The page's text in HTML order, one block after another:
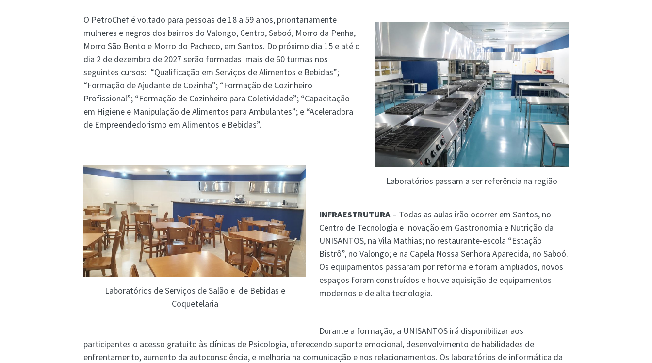
Laboratórios passam a ser referência na região
O PetroChef é voltado para pessoas de 18 a 59 anos, prioritariamente
mulheres e negros dos bairros do Valongo, Centro, Saboó, Morro da Penha,
Morro São Bento e Morro do Pacheco, em Santos. Do próximo dia 15 e até o
dia 2 de dezembro de 2027 serão formadas mais de 60 turmas nos
seguintes cursos: “Qualificação em Serviços de Alimentos e Bebidas”;
“Formação de Ajudante de Cozinha”; “Formação de Cozinheiro
Profissional”; “Formação de Cozinheiro para Coletividade”; “Capacitação
em Higiene e Manipulação de Alimentos para Ambulantes”; e “Aceleradora
de Empreendedorismo em Alimentos e Bebidas”.
Laboratórios de Serviços de Salão e de Bebidas e
Coquetelaria
INFRAESTRUTURA – Todas as aulas irão ocorrer em Santos, no
Centro de Tecnologia e Inovação em Gastronomia e Nutrição da
UNISANTOS, na Vila Mathias; no restaurante-escola “Estação
Bistrô”, no Valongo; e na Capela Nossa Senhora Aparecida, no Saboó.
Os equipamentos passaram por reforma e foram ampliados, novos
espaços foram construídos e houve aquisição de equipamentos
modernos e de alta tecnologia.
Durante a formação, a UNISANTOS irá disponibilizar aos
participantes o acesso gratuito às clínicas de Psicologia, oferecendo suporte emocional, desenvolvimento de habilidades de
enfrentamento, aumento da autoconsciência, e melhoria na comunicação e nos relacionamentos. Os laboratórios de informática da